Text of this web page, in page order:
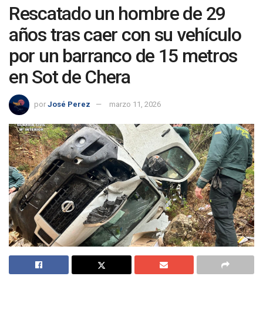
Rescatado un hombre de 29
años tras caer con su vehículo
por un barranco de 15 metros
en Sot de Chera
por José Perez marzo 11, 2026